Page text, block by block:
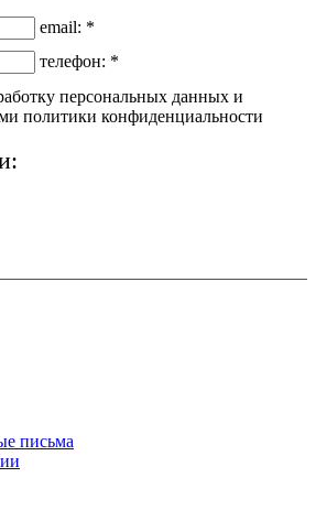
email: *
телефон: *
персональных данных и
политики конфиденциальности
письма